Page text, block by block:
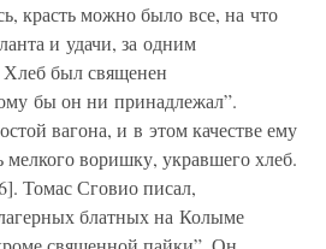
красть можно было все, на что
и удачи, за одним
был священен
бы он ни принадлежал”.
вагона, и в этом качестве ему
воришку, укравшего хлеб.
Томас Сговио писал,
блатных на Колыме